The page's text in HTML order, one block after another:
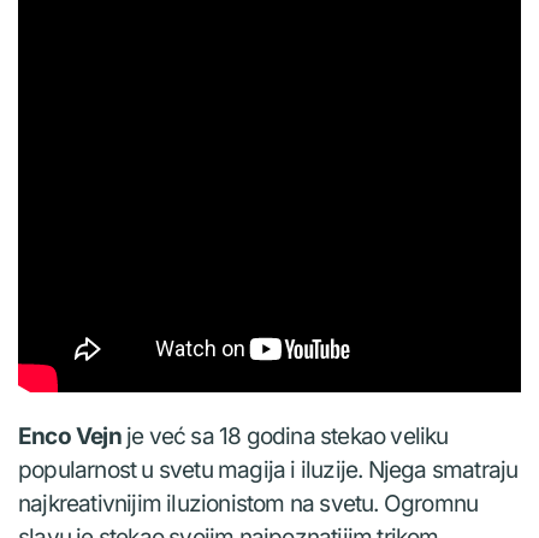
Enco Vejnje već sa 18 godina stekao veliku
popularnost u svetu magija i iluzije. Njega smatraju
najkreativnijim iluzionistom na svetu. Ogromnu